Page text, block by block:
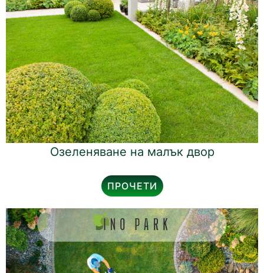
Озеленяване на малък двор
ПРОЧЕТИ